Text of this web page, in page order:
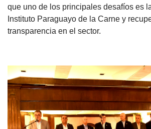
que uno de los principales desafíos es
Instituto Paraguayo de la Carne y
transparencia en el sector.